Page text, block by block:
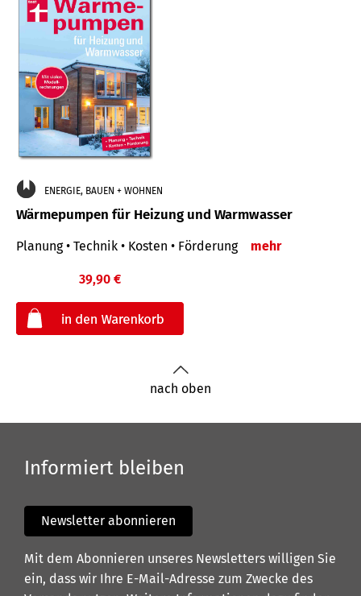
ENERGIE, BAUEN + WOHNEN
Wärmepumpen für Heizung und Warmwasser
Planung • Technik • Kosten • Förderung mehr
39,90 €
nach oben
Informiert bleiben
Newsletter abonnieren
Mit dem Abonnieren unseres Newsletters willigen Sie
ein, dass wir Ihre E-Mail-Adresse zum Zwecke des